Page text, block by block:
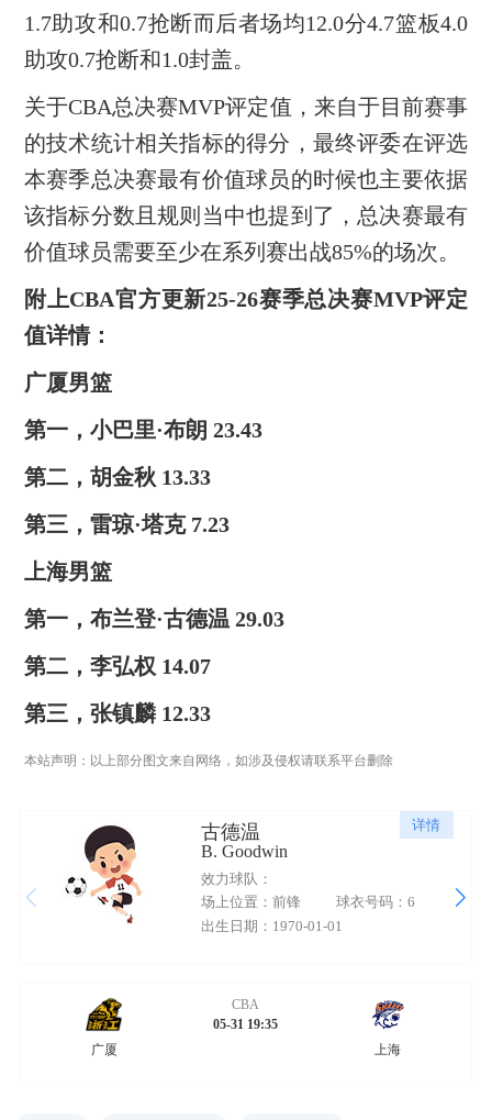
1.7助攻和0.7抢断而后者场均12.0分4.7篮板4.0
助攻0.7抢断和1.0封盖。
关于CBA总决赛MVP评定值，来自于目前赛事
的技术统计相关指标的得分，最终评委在评选
本赛季总决赛最有价值球员的时候也主要依据
该指标分数且规则当中也提到了，总决赛最有
价值球员需要至少在系列赛出战85%的场次。
附上CBA官方更新25-26赛季总决赛MVP评定
值详情：
广厦男篮
第一，小巴里·布朗 23.43
第二，胡金秋 13.33
第三，雷琼·塔克 7.23
上海男篮
第一，布兰登·古德温 29.03
第二，李弘权 14.07
第三，张镇麟 12.33
本站声明：以上部分图文来自网络，如涉及侵权请联系平台删除
详情
古德温
B. Goodwin
效力球队：
场上位置：前锋
球衣号码：6
出生日期：1970-01-01
广厦
CBA
05-31 19:35
上海